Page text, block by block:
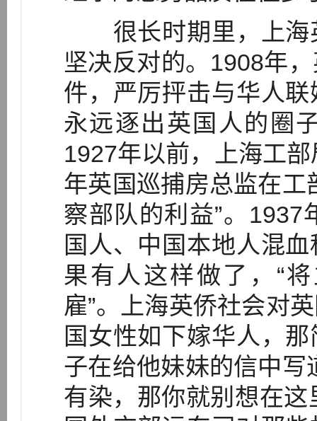
很长时期里，上海
坚决反对的。1908年
件，严厉抨击与华人
永远逐出英国人的圈
1927年以前，上海工
年英国巡捕房总监在工
察部队的利益”。
国人、中国本地人混
果有人这样做了，“
雇”。上海英侨社会对
国女性如下嫁华人，
子在给他妹妹的信中写
有染，那你就别想在这